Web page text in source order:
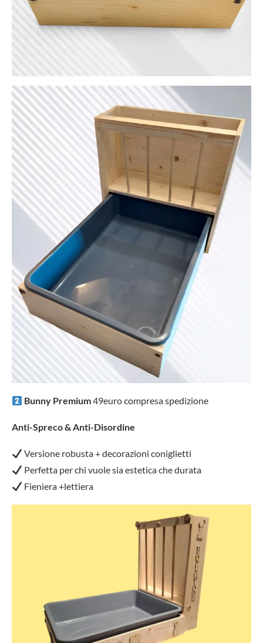
Bunny Premium49euro compresa spedizione
Anti-Spreco & Anti-Disordine
Versione robusta + decorazioni coniglietti
Perfetta per chi vuole sia estetica che durata
Fieniera +lettiera